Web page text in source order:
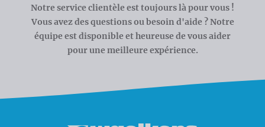
Notre service clientèle est toujours là pour vous !
Vous avez des questions ou besoin d'aide ? Notre
équipe est disponible et heureuse de vous aider
pour une meilleure expérience.